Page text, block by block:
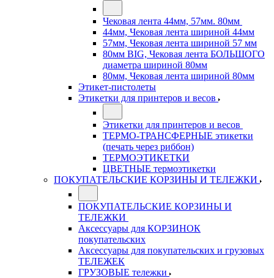
Чековая лента 44мм, 57мм. 80мм
44мм, Чековая лента шириной 44мм
57мм, Чековая лента шириной 57 мм
80мм BIG, Чековая лента БОЛЬШОГО
диаметра шириной 80мм
80мм, Чековая лента шириной 80мм
Этикет-пистолеты
Этикетки для принтеров и весов
Этикетки для принтеров и весов
ТЕРМО-ТРАНСФЕРНЫЕ этикетки
(печать через риббон)
ТЕРМОЭТИКЕТКИ
ЦВЕТНЫЕ термоэтикетки
ПОКУПАТЕЛЬСКИЕ КОРЗИНЫ И ТЕЛЕЖКИ
ПОКУПАТЕЛЬСКИЕ КОРЗИНЫ И
ТЕЛЕЖКИ
Аксессуары для КОРЗИНОК
покупательских
Аксессуары для покупательских и грузовых
ТЕЛЕЖЕК
ГРУЗОВЫЕ тележки